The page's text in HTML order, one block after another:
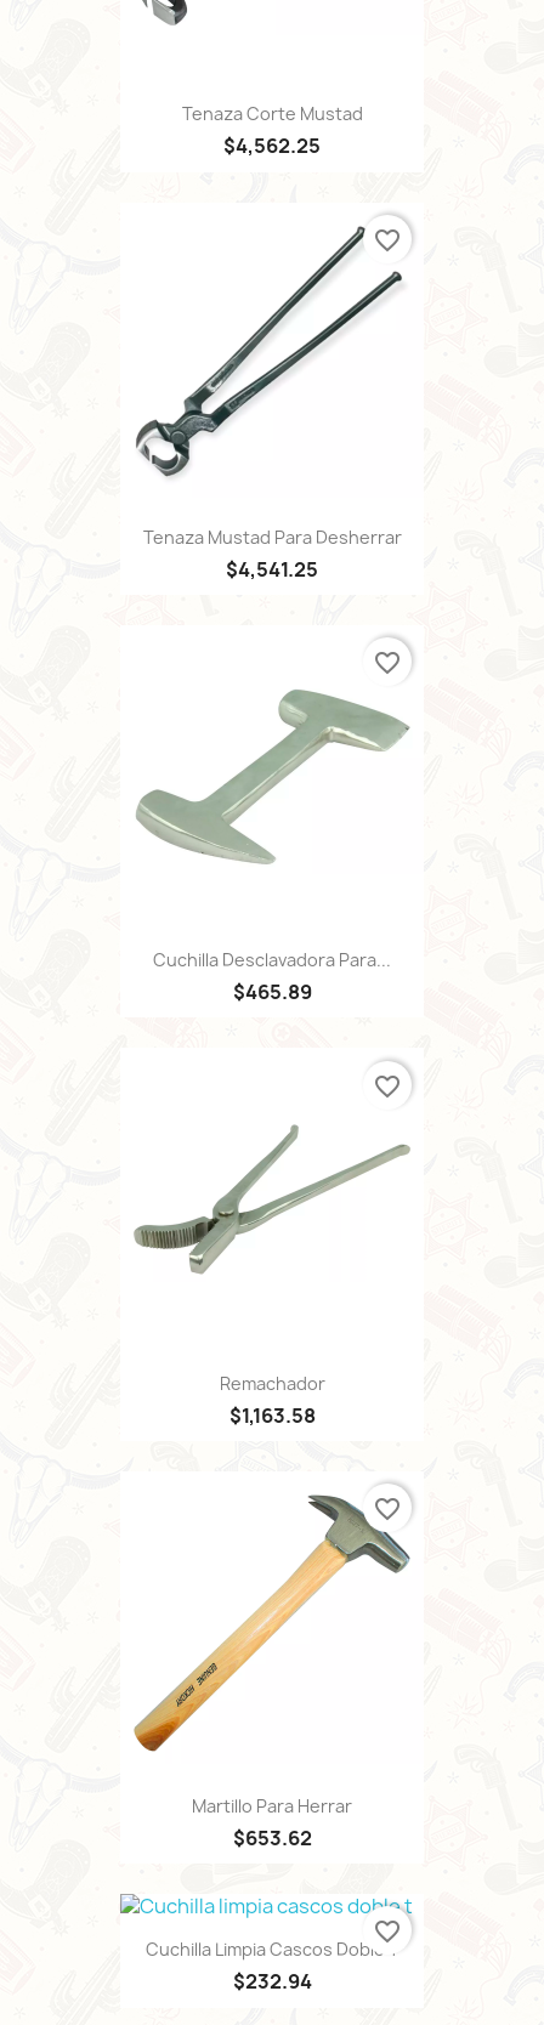
Tenaza Corte Mustad
$4,562.25
Tenaza Mustad Para Desherrar
$4,541.25
favorite_border
Cuchilla Desclavadora Para...
$465.89
favorite_border
Remachador
$1,163.58
favorite_border
Martillo Para Herrar
$653.62
favorite_border
Cuchilla Limpia Cascos Doble T
$232.94
favorite_border